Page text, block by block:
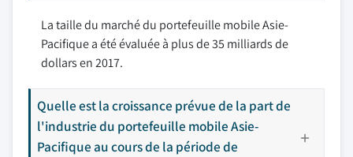
La taille du marché du portefeuille mobile Asie-
Pacifique a été évaluée à plus de 35 milliards de
dollars en 2017.
Quelle est la croissance prévue de la part de
l'industrie du portefeuille mobile Asie-
Pacifique au cours de la période de